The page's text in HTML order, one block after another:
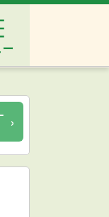
›